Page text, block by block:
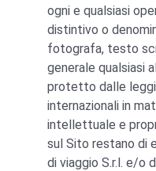
ogni e qualsiasi
distintivo o
fotografa, testo
generale qualsiasi
protetto dalle
internazionali in
intellettuale e
sul Sito restano di
di viaggio S.r.l. e/o